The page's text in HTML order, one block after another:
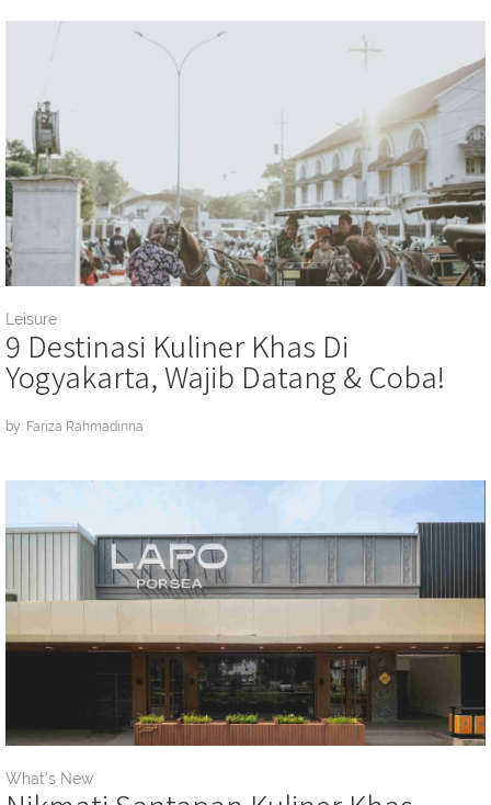
Leisure
9 Destinasi Kuliner Khas Di
Yogyakarta, Wajib Datang & Coba!
by: Fariza Rahmadinna
What's New